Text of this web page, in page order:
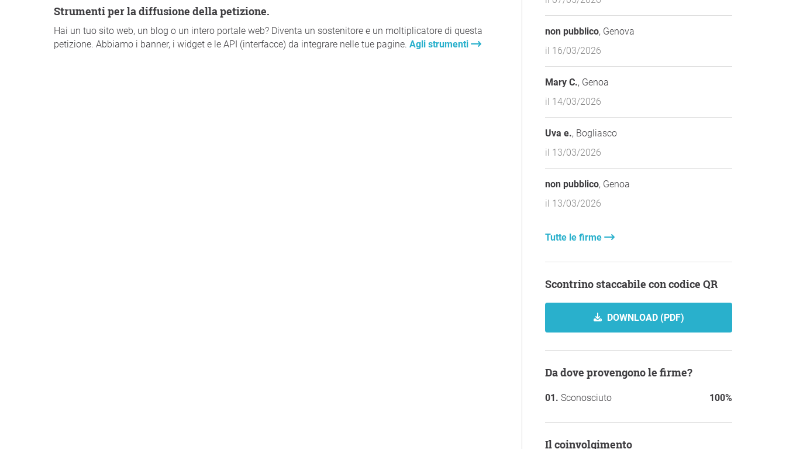
Strumenti per la diffusione della petizione.
Hai un tuo sito web, un blog o un intero portale web? Diventa un sostenitore e un moltiplicatore di questa
petizione. Abbiamo i banner, i widget e le API (interfacce) da integrare nelle tue pagine. Agli strumenti
non pubblico, Genova
il 16/03/2026
Mary C., Genoa
il 14/03/2026
Uva e., Bogliasco
il 13/03/2026
non pubblico, Genoa
il 13/03/2026
Tutte le firme
Scontrino staccabile con codice QR
DOWNLOAD (PDF)
Da dove provengono le firme?
Sconosciuto 100%
Il coinvolgimento